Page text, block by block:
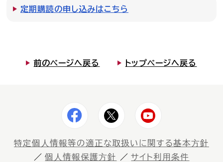
定期購読の申し込みはこちら
前のページへ戻る トップページへ戻る
特定個⼈情報等の適正な取扱いに関する基本⽅針
個⼈情報保護⽅針
サイト利⽤条件